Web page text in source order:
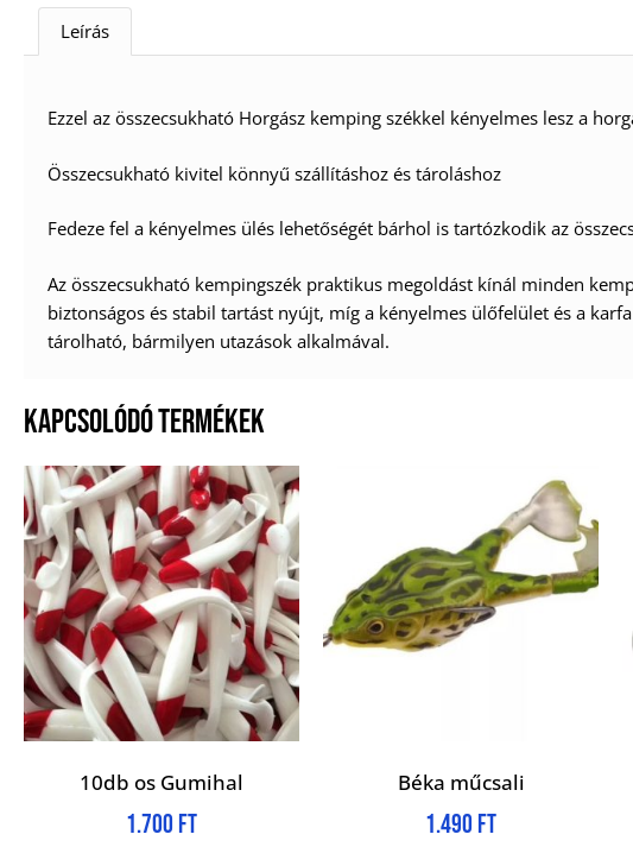
Leírás
Ezzel az összecsukható Horgász kemping székkel kényelmes lesz a
Összecsukható kivitel könnyű szállításhoz és tároláshoz
Fedeze fel a kényelmes ülés lehetőségét bárhol is tartózkodik az
Az összecsukható kempingszék praktikus megoldást kínál minden
biztonságos és stabil tartást nyújt, míg a kényelmes ülőfelület és a
tárolható, bármilyen utazások alkalmával.
KAPCSOLÓDÓ TERMÉKEK
10db os Gumihal
1.700 Ft
Béka műcsali
1.490 Ft